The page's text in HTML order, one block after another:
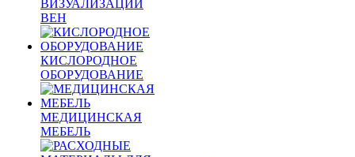
ВИЗУАЛИЗАЦИИ
ВЕН
КИСЛОРОДНОЕ
ОБОРУДОВАНИЕ
МЕДИЦИНСКАЯ
МЕБЕЛЬ